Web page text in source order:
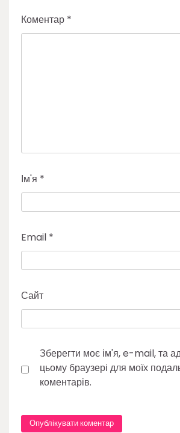
Коментар *
Ім'я *
Email *
Сайт
Зберегти моє ім'я, e-mail, та
цьому браузері для моїх
коментарів.